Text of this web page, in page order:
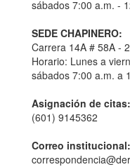
sábados 7:00 a.m. -
SEDE CHAPINERO:
Carrera 14A # 58A -
Horario: Lunes a
sábados 7:00 a.m. a
Asignación de citas:
(601) 9145362
Correo institucional: